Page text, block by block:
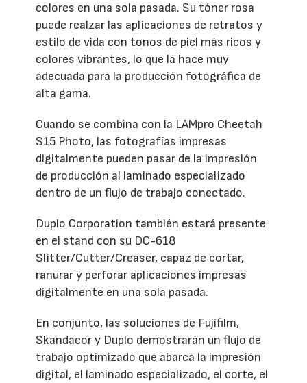
colores en una sola pasada. Su tóner rosa
puede realzar las aplicaciones de retratos y
estilo de vida con tonos de piel más ricos y
colores vibrantes, lo que la hace muy
adecuada para la producción fotográfica de
alta gama.
Cuando se combina con la LAMpro Cheetah
S15 Photo, las fotografías impresas
digitalmente pueden pasar de la impresión
de producción al laminado especializado
dentro de un flujo de trabajo conectado.
Duplo Corporation también estará presente
en el stand con su DC-618
Slitter/Cutter/Creaser, capaz de cortar,
ranurar y perforar aplicaciones impresas
digitalmente en una sola pasada.
En conjunto, las soluciones de Fujifilm,
Skandacor y Duplo demostrarán un flujo de
trabajo optimizado que abarca la impresión
digital, el laminado especializado, el corte, el